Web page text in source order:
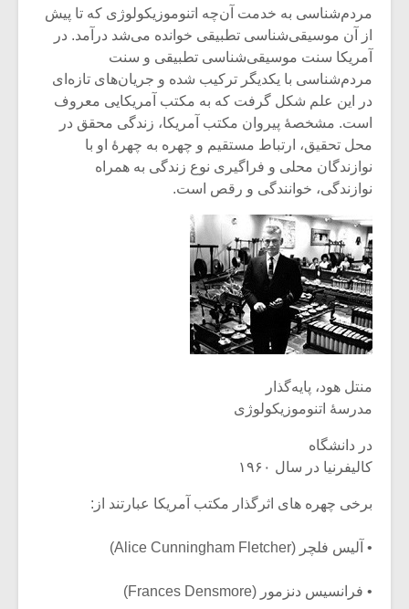
مردم‌شناسی به خدمت آن‌چه اتنوموزیکولوژی که تا پیش
از آن موسیقی‌شناسی تطبیقی خوانده می‌شد درآمد. در
آمریکا سنت موسیقی‌شناسی تطبیقی و سنت
مردم‌شناسی با یکدیگر ترکیب شده و جریان‌های تازه‌ای
در این علم شکل گرفت که به مکتب آمریکایی معروف
است. مشخصۀ پیروان مکتب آمریکا، زندگی محقق در
محل تحقیق، ارتباط مستقیم و چهره به چهرۀ او با
نوازندگان محلی و فراگیری نوع زندگی به همراه
نوازندگی، خوانندگی و رقص است.
منتل هود، پایه‌گذار
مدرسۀ اتنوموزیکولوژی
در دانشگاه
کالیفرنیا در سال ۱۹۶۰
برخی چهره های اثرگذار مکتب آمریکا عبارتند از:
• آلیس فلچر (Alice Cunningham Fletcher)
• فرانسیس دنزمور (Frances Densmore)